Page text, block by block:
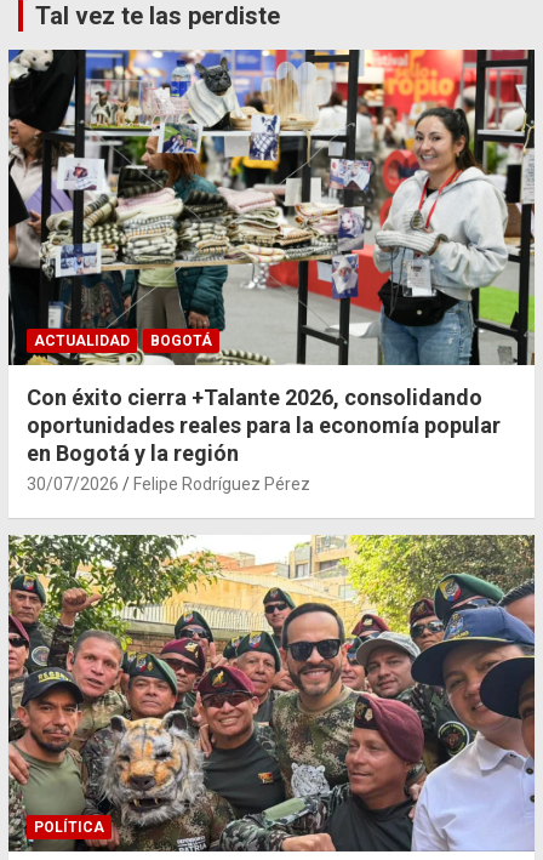
Tal vez te las perdiste
ACTUALIDAD BOGOTÁ
Con éxito cierra +Talante 2026, consolidando
oportunidades reales para la economía popular
en Bogotá y la región
30/07/2026 Felipe Rodríguez Pérez
POLÍTICA